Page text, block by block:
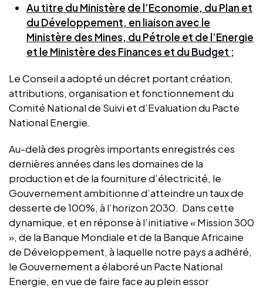
Au titre du Ministère de l’Economie, du Plan et
du Développement, en liaison avec le
Ministère des Mines, du Pétrole et de l’Energie
et le Ministère des Finances et du Budget ;
Le Conseil a adopté un décret portant création,
attributions, organisation et fonctionnement du
Comité National de Suivi et d’Evaluation du Pacte
National Energie.
Au-delà des progrès importants enregistrés ces
dernières années dans les domaines de la
production et de la fourniture d’électricité, le
Gouvernement ambitionne d’atteindre un taux de
desserte de 100%, à l’horizon 2030. Dans cette
dynamique, et en réponse à l’initiative « Mission 300
», de la Banque Mondiale et de la Banque Africaine
de Développement, à laquelle notre pays a adhéré,
le Gouvernement a élaboré un Pacte National
Energie, en vue de faire face au plein essor